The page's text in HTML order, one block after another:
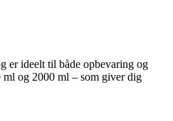
er ideelt til både opbevaring og
ml og 2000 ml – som giver dig